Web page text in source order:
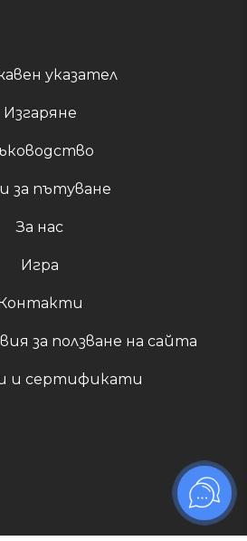
указател
Изгаряне
за пътуване
За нас
Игра
за ползване на сайта
и сертификати